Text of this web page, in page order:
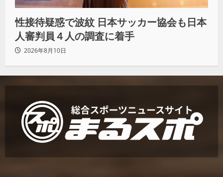
性接待疑惑で波紋 日本サッカー協会も日本
人審判員４人の調査に着手
2026年8月10日